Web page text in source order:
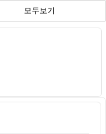
모두보기